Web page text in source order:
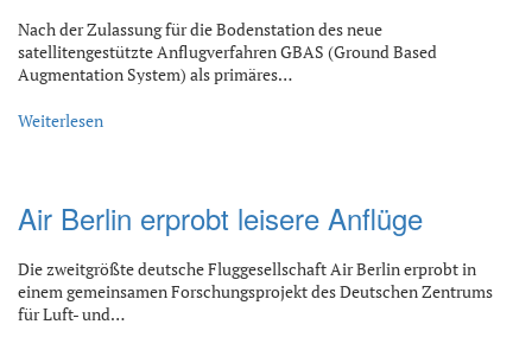
Nach der Zulassung für die Bodenstation des neue
satellitengestützte Anflugverfahren GBAS (Ground Based
Augmentation System) als primäres…
Weiterlesen
Air Berlin erprobt leisere Anflüge
Die zweitgrößte deutsche Fluggesellschaft Air Berlin erprobt in
einem gemeinsamen Forschungsprojekt des Deutschen Zentrums
für Luft- und…